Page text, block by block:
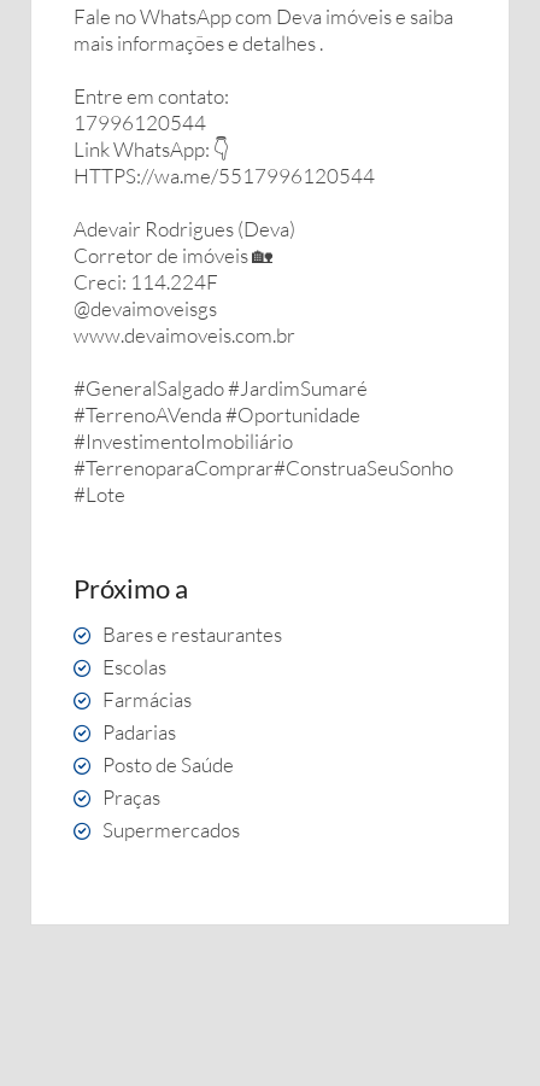
Fale no WhatsApp com Deva imóveis e saiba
mais informações e detalhes .
Entre em contato:
17996120544
Link WhatsApp: 👇
HTTPS://wa.me/5517996120544
Adevair Rodrigues (Deva)
Corretor de imóveis 🏡
Creci: 114.224F
@devaimoveisgs
www.devaimoveis.com.br
#GeneralSalgado #JardimSumaré
#TerrenoAVenda #Oportunidade
#InvestimentoImobiliário
#TerrenoparaComprar#ConstruaSeuSonho
#Lote
Próximo a
Bares e restaurantes
Escolas
Farmácias
Padarias
Posto de Saúde
Praças
Supermercados